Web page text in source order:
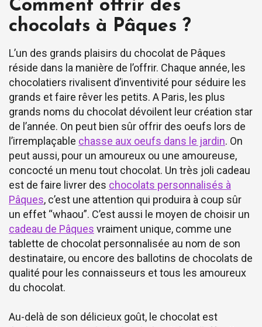
Comment offrir des
chocolats à Pâques ?
L’un des grands plaisirs du chocolat de Pâques
réside dans la manière de l’offrir. Chaque année, les
chocolatiers rivalisent d’inventivité pour séduire les
grands et faire rêver les petits. A Paris, les plus
grands noms du chocolat dévoilent leur création star
de l’année. On peut bien sûr offrir des oeufs lors de
l’irremplaçable chasse aux oeufs dans le jardin. On
peut aussi, pour un amoureux ou une amoureuse,
concocté un menu tout chocolat. Un très joli cadeau
est de faire livrer des chocolats personnalisés à
Pâques, c’est une attention qui produira à coup sûr
un effet “whaou”. C’est aussi le moyen de choisir un
cadeau de Pâques vraiment unique, comme une
tablette de chocolat personnalisée au nom de son
destinataire, ou encore des ballotins de chocolats de
qualité pour les connaisseurs et tous les amoureux
du chocolat.
Au-delà de son délicieux goût, le chocolat est